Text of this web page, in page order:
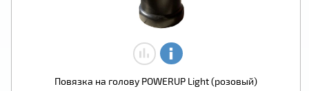
Повязка на голову POWERUP Light (розовый)